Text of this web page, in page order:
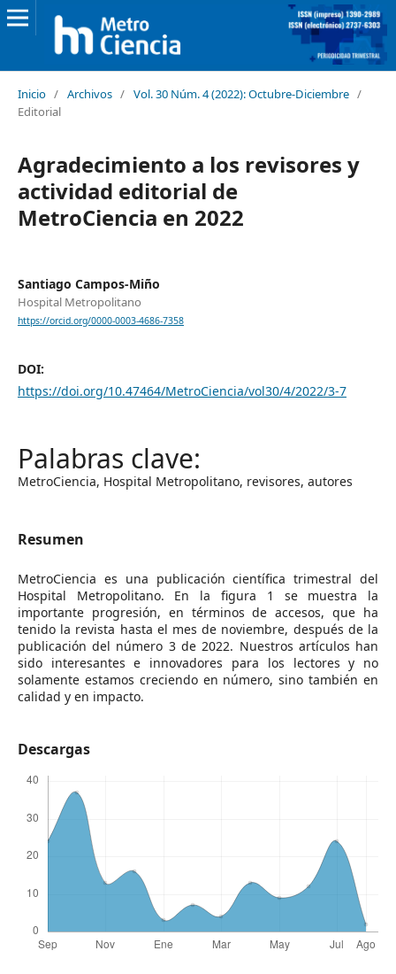
Inicio / Archivos / Vol. 30 Núm. 4 (2022): Octubre-Diciembre /
Editorial
Agradecimiento a los revisores y
actividad editorial de
MetroCiencia en 2022
Santiago Campos-Miño
Hospital Metropolitano
https://orcid.org/0000-0003-4686-7358
DOI:
https://doi.org/10.47464/MetroCiencia/vol30/4/2022/3-7
MetroCiencia, Hospital Metropolitano, revisores, autores
Resumen
MetroCiencia es una publicación científica trimestral del
Hospital Metropolitano. En la figura 1 se muestra la
importante progresión, en términos de accesos, que ha
tenido la revista hasta el mes de noviembre, después de la
publicación del número 3 de 2022. Nuestros artículos han
sido interesantes e innovadores para los lectores y no
solamente estamos creciendo en número, sino también en
calidad y en impacto.
Descargas